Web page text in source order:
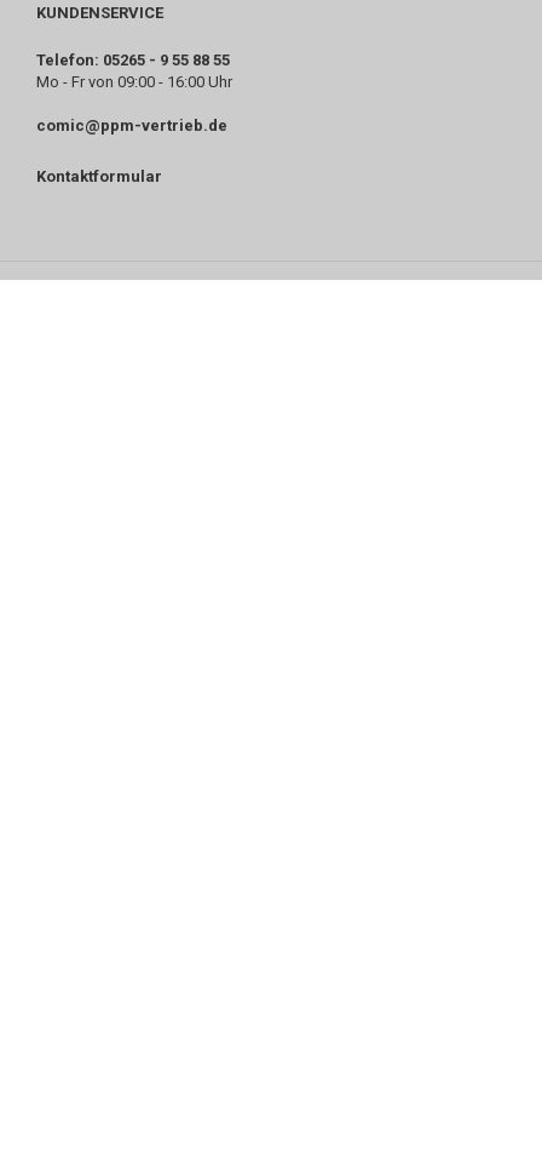
KUNDENSERVICE
Telefon: 05265 - 9 55 88 55
Mo - Fr von 09:00 - 16:00 Uhr
comic@ppm-vertrieb.de
Kontaktformular